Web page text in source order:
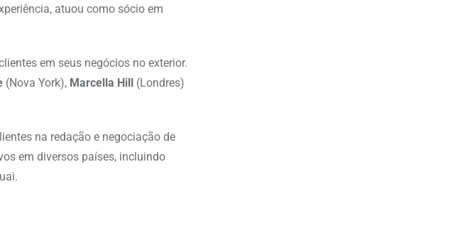
atuou como sócio em
em seus negócios no exterior.
(Nova York), Marcella Hill (Londres)
na redação e negociação de
em diversos países, incluindo